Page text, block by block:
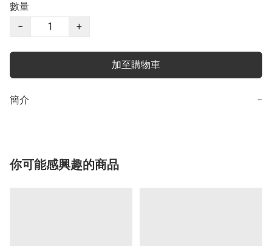
數量
−
+
加至購物車
簡介 −
你可能感興趣的商品